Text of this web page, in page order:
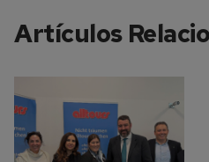
Artículos